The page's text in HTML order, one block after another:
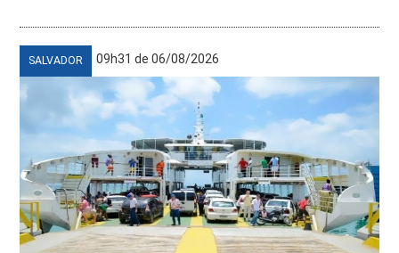
SALVADOR 09h31 de 06/08/2026